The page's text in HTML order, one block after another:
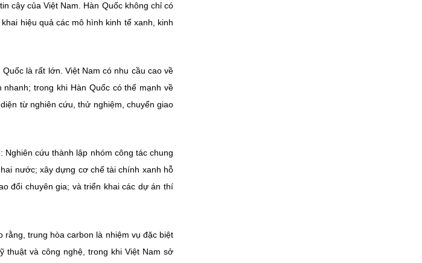
cậy của Việt Nam. Hàn Quốc không chỉ có
hiệu quả các mô hình kinh tế xanh, kinh
là rất lớn. Việt Nam có nhu cầu cao về
trong khi Hàn Quốc có thế mạnh về
từ nghiên cứu, thử nghiệm, chuyển giao
cứu thành lập nhóm công tác chung
nước; xây dựng cơ chế tài chính xanh hỗ
đổi chuyên gia; và triển khai các dự án thí
trung hòa carbon là nhiệm vụ đặc biệt
thuật và công nghệ, trong khi Việt Nam sở